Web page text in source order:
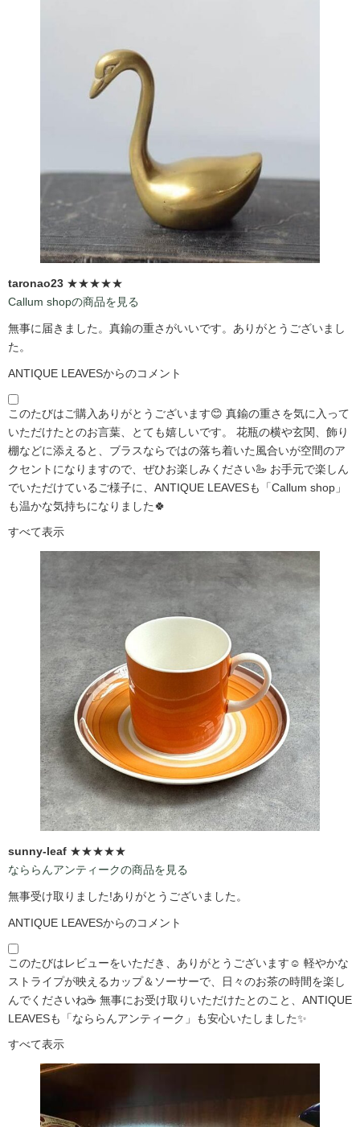
taronao23 ★★★★★
Callum shopの商品を見る
無事に届きました。真鍮の重さがいいです。ありがとうございまし
た。
ANTIQUE LEAVESからのコメント
このたびはご購入ありがとうございます😊 真鍮の重さを気に入って
いただけたとのお言葉、とても嬉しいです。 花瓶の横や玄関、飾り
棚などに添えると、ブラスならではの落ち着いた風合いが空間のア
クセントになりますので、ぜひお楽しみください🦢 お手元で楽しん
でいただけているご様子に、ANTIQUE LEAVESも「Callum shop」
も温かな気持ちになりました🍀
すべて表示
sunny-leaf ★★★★★
なららんアンティークの商品を見る
無事受け取りました!ありがとうございました。
ANTIQUE LEAVESからのコメント
このたびはレビューをいただき、ありがとうございます☺️ 軽やかな
ストライプが映えるカップ＆ソーサーで、日々のお茶の時間を楽し
んでくださいね☕ 無事にお受け取りいただけたとのこと、ANTIQUE
LEAVESも「なららんアンティーク」も安心いたしました✨
すべて表示